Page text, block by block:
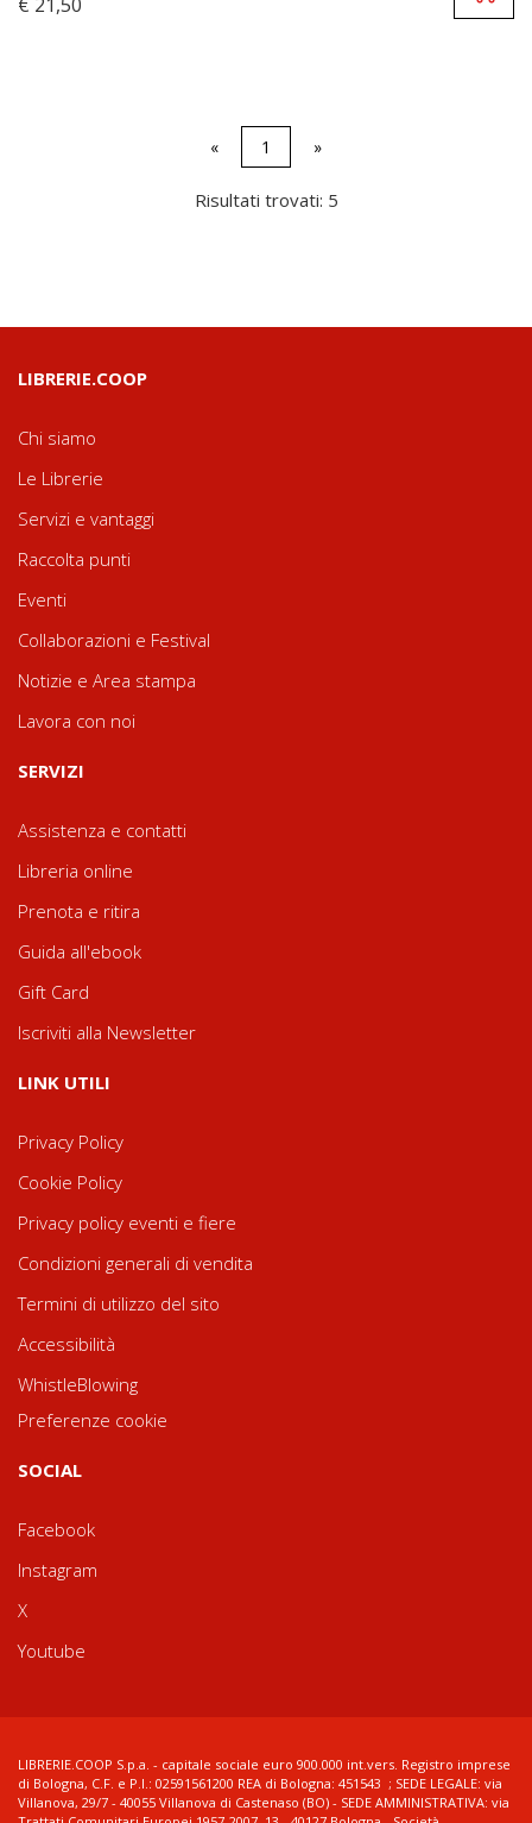
« 1 »
Risultati trovati: 5
LIBRERIE.COOP
Chi siamo
Le Librerie
Servizi e vantaggi
Raccolta punti
Eventi
Collaborazioni e Festival
Notizie e Area stampa
Lavora con noi
SERVIZI
Assistenza e contatti
Libreria online
Prenota e ritira
Guida all'ebook
Gift Card
Iscriviti alla Newsletter
LINK UTILI
Privacy Policy
Cookie Policy
Privacy policy eventi e fiere
Condizioni generali di vendita
Termini di utilizzo del sito
Accessibilità
WhistleBlowing
Preferenze cookie
SOCIAL
Facebook
Instagram
X
Youtube
LIBRERIE.COOP S.p.a. - capitale sociale euro 900.000 int.vers. Registro imprese
di Bologna, C.F. e P.I.: 02591561200 REA di Bologna: 451543 ; SEDE LEGALE: via
Villanova, 29/7 - 40055 Villanova di Castenaso (BO) - SEDE AMMINISTRATIVA: via